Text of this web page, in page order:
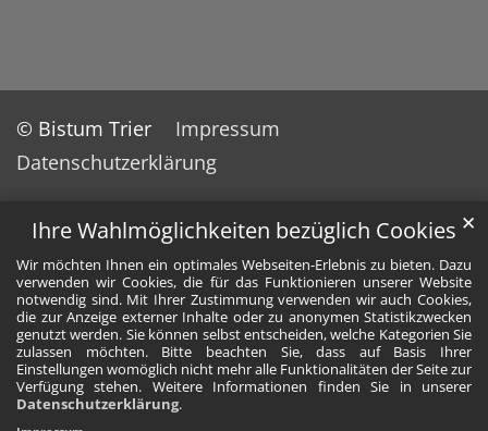
Ihre Wahlmöglichkeiten bezüglich Cookies
Wir möchten Ihnen ein optimales Webseiten-Erlebnis zu bieten. Dazu
verwenden wir Cookies, die für das Funktionieren unserer Website
notwendig sind. Mit Ihrer Zustimmung verwenden wir auch Cookies,
die zur Anzeige externer Inhalte oder zu anonymen Statistikzwecken
genutzt werden. Sie können selbst entscheiden, welche Kategorien Sie
zulassen möchten. Bitte beachten Sie, dass auf Basis Ihrer
Einstellungen womöglich nicht mehr alle Funktionalitäten der Seite zur
Verfügung stehen. Weitere Informationen finden Sie in unserer
Datenschutzerklärung.
✕
© Bistum Trier
Impressum
Datenschutzerklärung